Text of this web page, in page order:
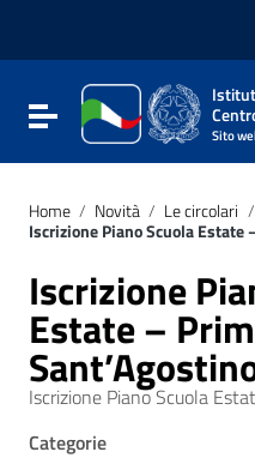
Vai al footer
Attiva / disattiva la
Sito
Home / Novità / Le circolari /
Iscrizione Piano Scuola Estate
Iscrizione
Estate –
Iscrizione Piano Scuola
Categorie